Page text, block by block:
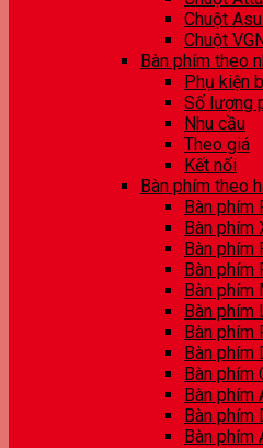
Chuột
Chuột
Bàn phím theo
Phụ kiện
Số lượng
Nhu cầu
Theo giá
Kết nối
Bàn phím theo
Bàn phím
Bàn phím
Bàn phím
Bàn phím
Bàn phím
Bàn phím
Bàn phím
Bàn phím
Bàn phím
Bàn phím
Bàn phím
Bàn phím